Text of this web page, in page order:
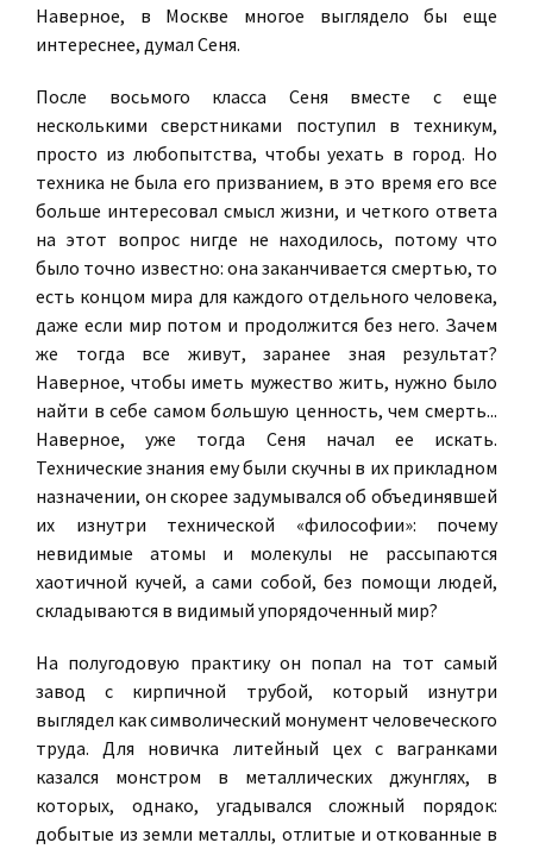
Наверное, в Москве многое выглядело бы еще
интереснее, думал Сеня.
После восьмого класса Сеня вместе с еще
несколькими сверстниками поступил в техникум,
просто из любопытства, чтобы уехать в город. Но
техника не была его призванием, в это время его все
больше интересовал смысл жизни, и четкого ответа
на этот вопрос нигде не находилось, потому что
было точно известно: она заканчивается смертью, то
есть концом мира для каждого отдельного человека,
даже если мир потом и продолжится без него. Зачем
же тогда все живут, заранее зная результат?
Наверное, чтобы иметь мужество жить, нужно было
найти в себе самом большую ценность, чем смерть...
Наверное, уже тогда Сеня начал ее искать.
Технические знания ему были скучны в их прикладном
назначении, он скорее задумывался об объединявшей
их изнутри технической «философии»: почему
невидимые атомы и молекулы не рассыпаются
хаотичной кучей, а сами собой, без помощи людей,
складываются в видимый упорядоченный мир?
На полугодовую практику он попал на тот самый
завод с кирпичной трубой, который изнутри
выглядел как символический монумент человеческого
труда. Для новичка литейный цех с вагранками
казался монстром в металлических джунглях, в
которых, однако, угадывался сложный порядок:
добытые из земли металлы, отлитые и откованные в